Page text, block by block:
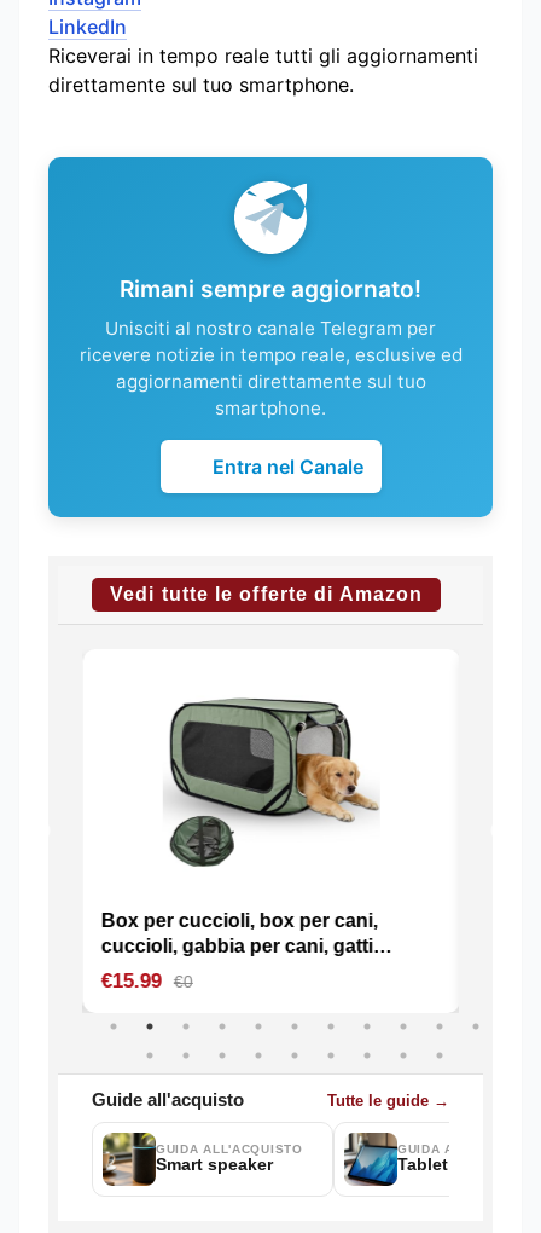
LinkedIn
Riceverai in tempo reale tutti gli aggiornamenti
direttamente sul tuo smartphone.
Rimani sempre aggiornato!
Unisciti al nostro canale Telegram per
ricevere notizie in tempo reale, esclusive ed
aggiornamenti direttamente sul tuo
smartphone.
Entra nel Canale